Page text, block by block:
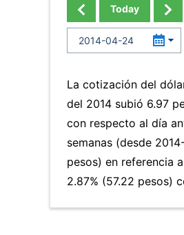
Today
La cotización del
del 2014 subió 6.97
con respecto al día
semanas (desde
pesos) en referencia
2.87% (57.22 pesos)